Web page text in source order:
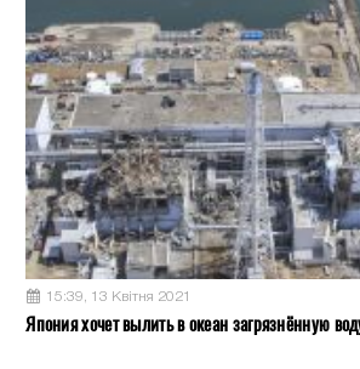
15:39, 13 Квітня 2021
Япония хочет вылить в океан загрязнённую